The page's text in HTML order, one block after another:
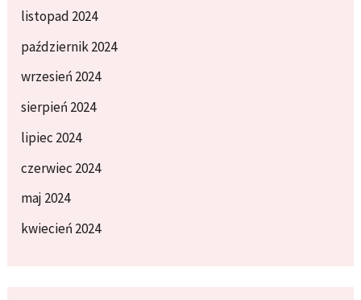
listopad 2024
październik 2024
wrzesień 2024
sierpień 2024
lipiec 2024
czerwiec 2024
maj 2024
kwiecień 2024